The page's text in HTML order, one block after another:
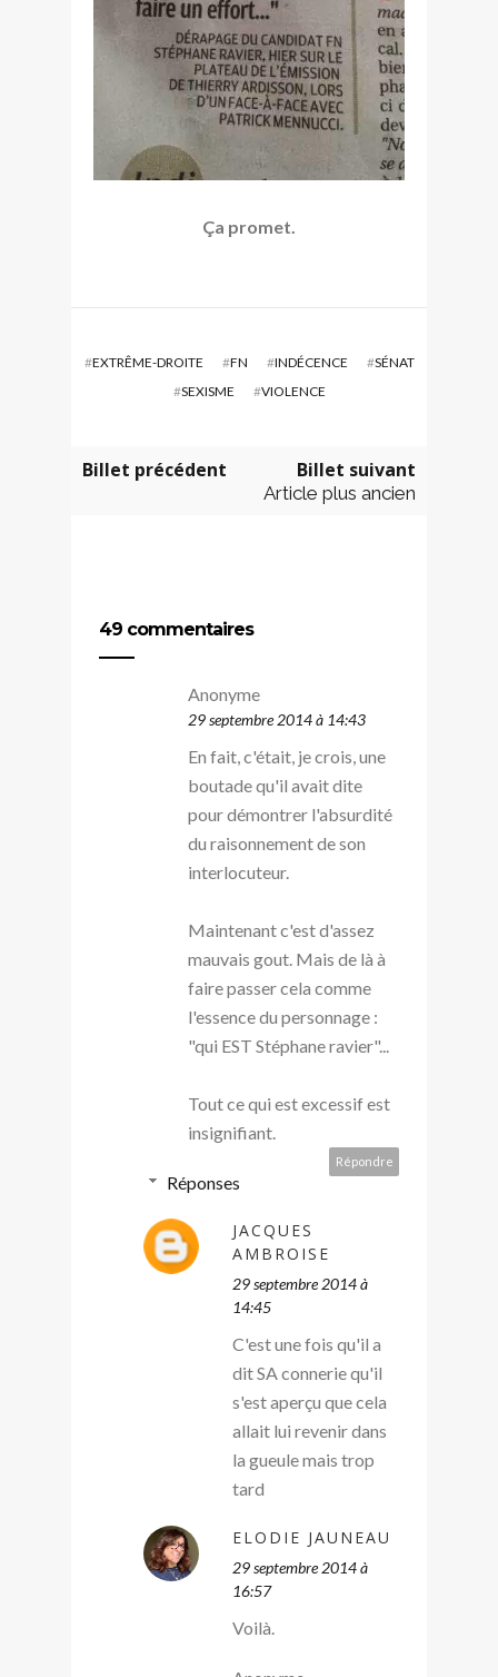
Ça promet.
#EXTRÊME-DROITE #FN #INDÉCENCE #SÉNAT
#SEXISME #VIOLENCE
Billet précédent Billet suivant
Article plus ancien
49 commentaires
Anonyme
29 septembre 2014 à 14:43
En fait, c'était, je crois, une
boutade qu'il avait dite
pour démontrer l'absurdité
du raisonnement de son
interlocuteur.
Maintenant c'est d'assez
mauvais gout. Mais de là à
faire passer cela comme
l'essence du personnage :
"qui EST Stéphane ravier"...
Tout ce qui est excessif est
insignifiant.
Répondre
Réponses
JACQUES
AMBROISE
29 septembre 2014 à
14:45
C'est une fois qu'il a
dit SA connerie qu'il
s'est aperçu que cela
allait lui revenir dans
la gueule mais trop
tard
ELODIE JAUNEAU
29 septembre 2014 à
16:57
Voilà.